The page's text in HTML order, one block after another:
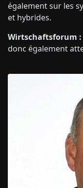
également sur les
et hybrides.
Wirtschaftsforum :
donc également